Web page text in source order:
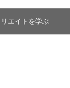
リエイトを学ぶ